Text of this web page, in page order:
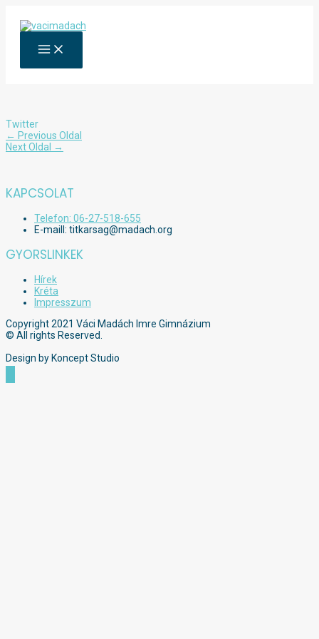
content
MAIN
MENU
Twitter
Bejegyzés
navigáció
← Previous Oldal
Next Oldal
→
KAPCSOLAT
Telefon: 06-27-518-655
E-maill: titkarsag@madach.org
GYORSLINKEK
Hírek
Kréta
Impresszum
Copyright 2021 Váci Madách Imre Gimnázium
© All rights Reserved.
Design by Koncept Studio
Scroll
to